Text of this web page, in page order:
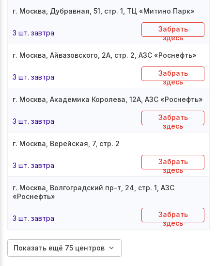
г. Москва, Дубравная, 51, стр. 1, ТЦ «Митино Парк»
3 шт. завтра
Забрать
здесь
г. Москва, Айвазовского, 2А, стр. 2, АЗС «Роснефть»
3 шт. завтра
Забрать
здесь
г. Москва, Академика Королева, 12А, АЗС «Роснефть»
3 шт. завтра
Забрать
здесь
г. Москва, Верейская, 7, стр. 2
3 шт. завтра
Забрать
здесь
г. Москва, Волгоградский пр-т, 24, стр. 1, АЗС
«Роснефть»
3 шт. завтра
Забрать
здесь
Показать ещё 75 центров